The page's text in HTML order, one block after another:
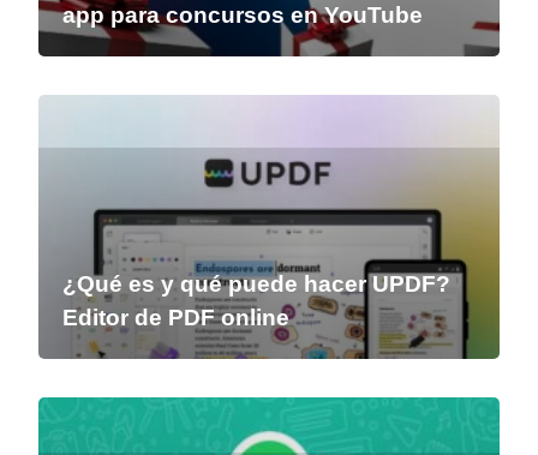
app para concursos en YouTube
¿Qué es y qué puede hacer UPDF?
Editor de PDF online